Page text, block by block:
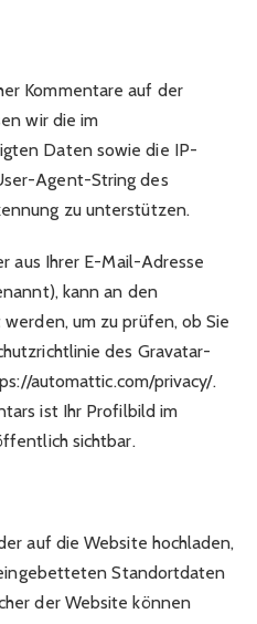
Kommentare auf der
wir die im
Daten sowie die IP-
Agent-String des
zu unterstützen.
aus Ihrer E-Mail-Adresse
kann an den
um zu prüfen, ob Sie
des Gravatar-
automattic.com/privacy/.
ist Ihr Profilbild im
sichtbar.
auf die Website hochladen,
Standortdaten
der Website können